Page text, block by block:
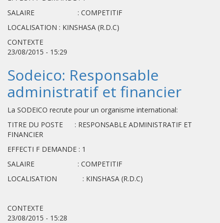
SALAIRE : COMPETITIF
LOCALISATION : KINSHASA (R.D.C)
CONTEXTE
23/08/2015 - 15:29
Sodeico: Responsable
administratif et financier
La SODEICO recrute pour un organisme international:
TITRE DU POSTE : RESPONSABLE ADMINISTRATIF ET
FINANCIER
EFFECTI F DEMANDE : 1
SALAIRE : COMPETITIF
LOCALISATION : KINSHASA (R.D.C)
CONTEXTE
23/08/2015 - 15:28